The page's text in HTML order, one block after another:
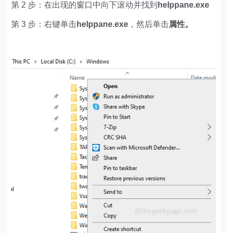
第 2 步：在出现的窗口中向下滚动并找到 helppane.exe
第 3 步：右键单击helppane.exe ，然后单击属性。